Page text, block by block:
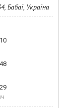
Бабаї, Україна